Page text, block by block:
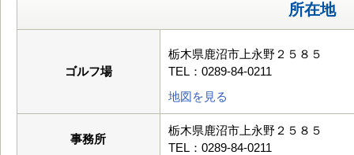
所在地
ゴルフ場
栃木県鹿沼市上永野２５８５
TEL：0289-84-0211
地図を見る
事務所
栃木県鹿沼市上永野２５８５
TEL：0289-84-0211